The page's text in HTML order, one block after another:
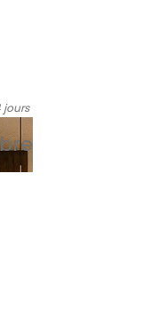
jours